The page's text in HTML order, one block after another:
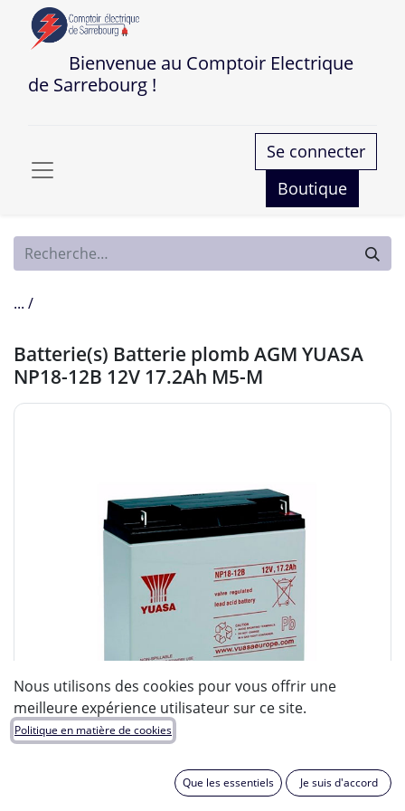
Bienvenue au Comptoir Electrique
de Sarrebourg !
Se connecter
Boutique
... /
Batterie(s) Batterie plomb AGM YUASA
NP18-12B 12V 17.2Ah M5-M
Nous utilisons des cookies pour vous offrir une
meilleure expérience utilisateur sur ce site.
Politique en matière de cookies
Que les essentiels Je suis d'accord